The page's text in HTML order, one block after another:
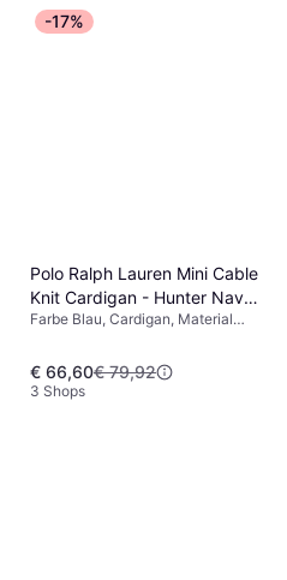
Trainingsanzug - Schwarz
Tracksuit, Farbe Schwarz,
-17%
Polo Ralph Lauren Mini Cable
Knit Cardigan - Hunter Navy
(313543047011)
Farbe Blau, Cardigan, Material
€ 66,60€ 79,92
3 Shops